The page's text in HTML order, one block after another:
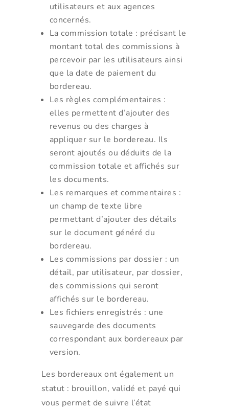
utilisateurs et aux agences
concernés.
La commission totale : précisant le
montant total des commissions à
percevoir par les utilisateurs ainsi
que la date de paiement du
bordereau.
Les règles complémentaires :
elles permettent d’ajouter des
revenus ou des charges à
appliquer sur le bordereau. Ils
seront ajoutés ou déduits de la
commission totale et affichés sur
les documents.
Les remarques et commentaires :
un champ de texte libre
permettant d’ajouter des détails
sur le document généré du
bordereau.
Les commissions par dossier : un
détail, par utilisateur, par dossier,
des commissions qui seront
affichés sur le bordereau.
Les fichiers enregistrés : une
sauvegarde des documents
correspondant aux bordereaux par
version.
Les bordereaux ont également un
statut : brouillon, validé et payé qui
vous permet de suivre l’état